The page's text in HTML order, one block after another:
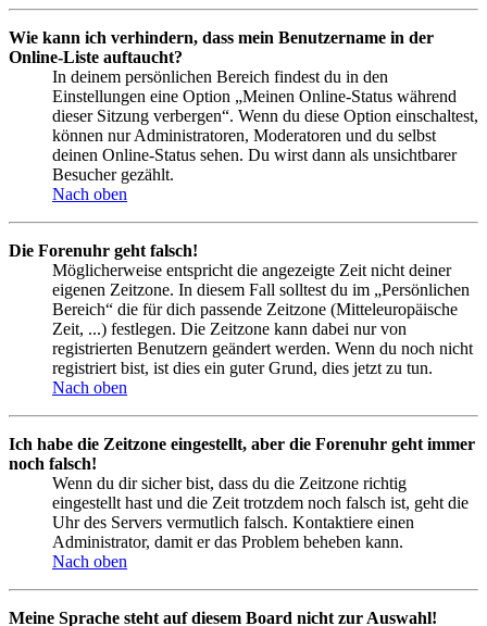
Wie kann ich verhindern, dass mein Benutzername in der
Online-Liste auftaucht?
In deinem persönlichen Bereich findest du in den
Einstellungen eine Option „Meinen Online-Status während
dieser Sitzung verbergen“. Wenn du diese Option einschaltest,
können nur Administratoren, Moderatoren und du selbst
deinen Online-Status sehen. Du wirst dann als unsichtbarer
Besucher gezählt.
Nach oben
Die Forenuhr geht falsch!
Möglicherweise entspricht die angezeigte Zeit nicht deiner
eigenen Zeitzone. In diesem Fall solltest du im „Persönlichen
Bereich“ die für dich passende Zeitzone (Mitteleuropäische
Zeit, ...) festlegen. Die Zeitzone kann dabei nur von
registrierten Benutzern geändert werden. Wenn du noch nicht
registriert bist, ist dies ein guter Grund, dies jetzt zu tun.
Nach oben
Ich habe die Zeitzone eingestellt, aber die Forenuhr geht immer
noch falsch!
Wenn du dir sicher bist, dass du die Zeitzone richtig
eingestellt hast und die Zeit trotzdem noch falsch ist, geht die
Uhr des Servers vermutlich falsch. Kontaktiere einen
Administrator, damit er das Problem beheben kann.
Nach oben
Meine Sprache steht auf diesem Board nicht zur Auswahl!